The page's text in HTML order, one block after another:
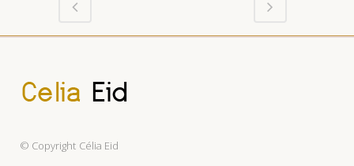
© Copyright Célia Eid